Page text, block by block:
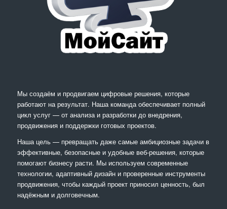
Мы создаём и продвигаем цифровые решения, которые
работают на результат. Наша команда обеспечивает полный
цикл услуг — от анализа и разработки до внедрения,
продвижения и поддержки готовых проектов.
Наша цель — превращать даже самые амбициозные задачи в
эффективные, безопасные и удобные веб-решения, которые
помогают бизнесу расти. Мы используем современные
технологии, адаптивный дизайн и проверенные инструменты
продвижения, чтобы каждый проект приносил ценность, был
надёжным и долговечным.